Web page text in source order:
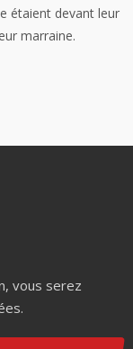
étaient devant leur
marraine.
vous serez